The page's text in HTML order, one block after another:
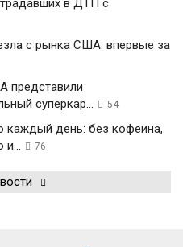
в ДТП с
с рынка США: впервые за
представили
суперкар...
54
каждый день: без кофеина,
и...
76